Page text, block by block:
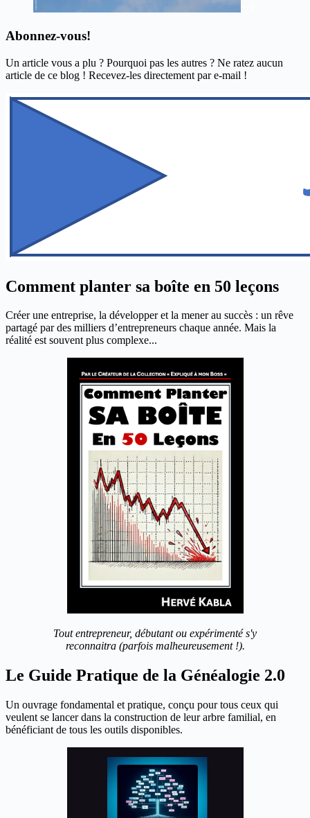
Abonnez-vous!
Un article vous a plu ? Pourquoi pas les autres ? Ne ratez aucun
article de ce blog ! Recevez-les directement par e-mail !
Comment planter sa boîte en 50 leçons
Créer une entreprise, la développer et la mener au succès : un rêve
partagé par des milliers d’entrepreneurs chaque année. Mais la
réalité est souvent plus complexe...
Tout entrepreneur, débutant ou expérimenté s'y
reconnaitra (parfois malheureusement !).
Le Guide Pratique de la Généalogie 2.0
Un ouvrage fondamental et pratique, conçu pour tous ceux qui
veulent se lancer dans la construction de leur arbre familial, en
bénéficiant de tous les outils disponibles.